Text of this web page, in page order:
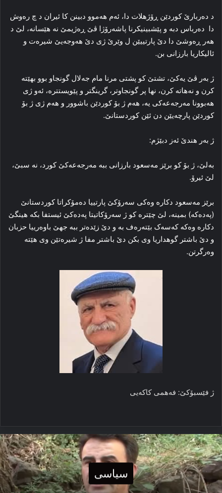
د ده‌ربارێ کوردێن ڕۆژهلات دا، ئه‌م هه‌موو دبینن کا ئیران د چ رەوش
دا ده‌رباس دبە و پێشبینیکرنا پاشه‌رۆژا ڤێ ڕه‌ژیمێ نه‌ هێسانه‌، لێ د
هه‌ر ڕه‌وشێ دا دێ پارتییێن ل وێرێ ژی دێ هه‌وجه‌یێ شیره‌ت و
ئالیکاریا بارزانی بن.
ژ به‌ر ڤێ یه‌کێ، تشتێ کو پشتی مرنا مام جه‌لال گونجاو بوو بهێتە
کرن و نه‌هاتە کرن، نها پر گونجاوتر، گرینگتر و پێویستتره‌، ئەو ژی
هه‌بوونا مه‌رجه‌عەکی یە، هه‌م ژ بۆ کوردێن باشوور و هه‌م ژی ژ بۆ
کوردێن پارچەیێن دن ئێن کوردستانێ.
ژ بەر هندێ ئەز دبێژم:
به‌لێ، ژ بۆ کو برێز مه‌سعود بارزانی ببه‌ مەرجەعەکێ کورد، نه‌ سبێ،
لێ ئیرۆ.
برێز مه‌سعود دکاره‌ وه‌کی سه‌رۆکێ پارتییا ده‌مۆکراتا کوردستانێ
(پەدەکە) بمینه‌، لێ چێتره‌ کو ژ سه‌رۆکاتیتا پەدەکێ ئیستفا بکه هینگێ
دکارە وەکە کەسەک بێتەرەف بە و دێ زێدەتر ببە جهێ باوەرییا حزبان
و دێ باشتر گوهداریا وی بکن دێ باشتر مفا ژ شیرەتێن وی هێتە
وەرگرتن.‌
ژ فێسبۆکێ: فەهمی کاکەیی
سیاسی